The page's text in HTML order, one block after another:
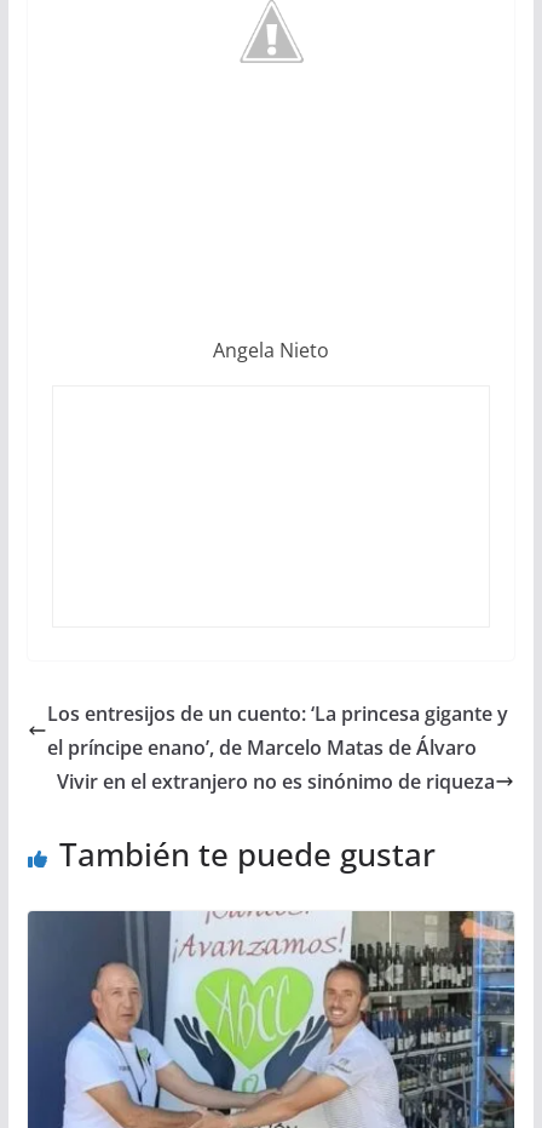
Angela Nieto
Los entresijos de un cuento: ‘La princesa gigante y
el príncipe enano’, de Marcelo Matas de Álvaro
Vivir en el extranjero no es sinónimo de riqueza
También te puede gustar